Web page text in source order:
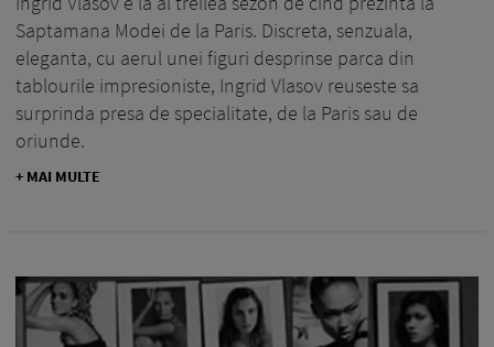
Saptamana Modei de la Paris. Discreta, senzuala,
eleganta, cu aerul unei figuri desprinse parca din
tablourile impresioniste, Ingrid Vlasov reuseste sa
surprinda presa de specialitate, de la Paris sau de
oriunde.
+ MAI MULTE